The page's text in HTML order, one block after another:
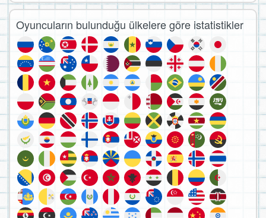
Oyuncuların bulunduğu ülkelere göre istatistikler